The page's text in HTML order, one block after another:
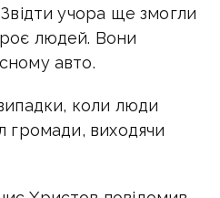
учора ще змогли
людей. Вони
авто.
коли люди
громади, виходячи